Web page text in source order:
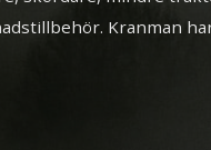
Kranman